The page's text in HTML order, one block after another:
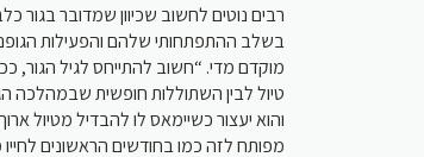
רבים נוטים לחשוב שכיוון שמדובר בגור
בשלב ההתפתחותי שלהם והפעילות
מוקדם מדי. “חשוב להתייחס לגיל הגור,
טיול לבין השתוללות חופשית
והוא יעצור כשיימאס לו להבדיל מטיול
מפותח לזה כמו בחודשים הראשונים